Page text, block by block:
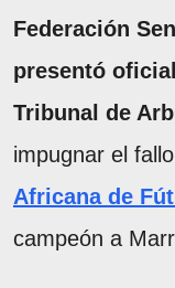
Federación
presentó
Tribunal de
impugnar el
Africana de
campeón a